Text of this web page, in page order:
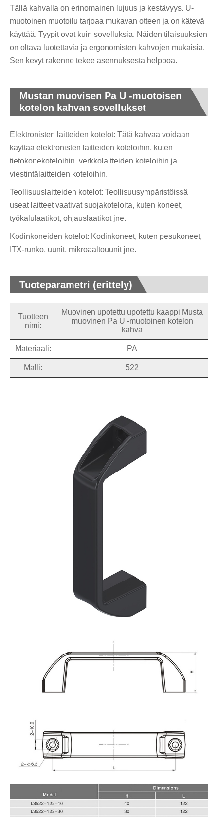
Tällä kahvalla on erinomainen lujuus ja kestävyys. U-
muotoinen muotoilu tarjoaa mukavan otteen ja on kätevä
käyttää. Tyypit ovat kuin sovelluksia. Näiden tilaisuuksien
on oltava luotettavia ja ergonomisten kahvojen mukaisia.
Sen kevyt rakenne tekee asennuksesta helppoa.
Mustan muovisen Pa U -muotoisen
kotelon kahvan sovellukset
Elektronisten laitteiden kotelot: Tätä kahvaa voidaan
käyttää elektronisten laitteiden koteloihin, kuten
tietokonekoteloihin, verkkolaitteiden koteloihin ja
viestintälaitteiden koteloihin.
Teollisuuslaitteiden kotelot: Teollisuusympäristöissä
useat laitteet vaativat suojakoteloita, kuten koneet,
työkalulaatikot, ohjauslaatikot jne.
Kodinkoneiden kotelot: Kodinkoneet, kuten pesukoneet,
ITX-runko, uunit, mikroaaltouunit jne.
Tuoteparametri (erittely)
Tuotteen
nimi:
Muovinen upotettu upotettu kaappi Musta
muovinen Pa U -muotoinen kotelon
kahva
Materiaali: PA
Malli: 522